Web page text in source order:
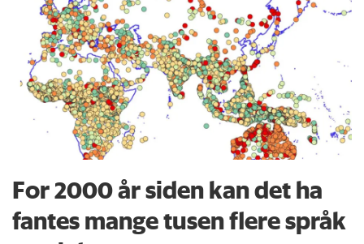
For 2000 år siden kan det ha
fantes mange tusen flere språk